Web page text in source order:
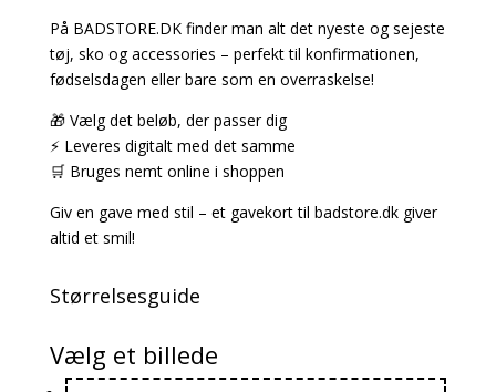
På BADSTORE.DK finder man alt det nyeste og sejeste
tøj, sko og accessories – perfekt til konfirmationen,
fødselsdagen eller bare som en overraskelse!
🎁 Vælg det beløb, der passer dig
⚡ Leveres digitalt med det samme
🛒 Bruges nemt online i shoppen
Giv en gave med stil – et gavekort til badstore.dk giver
altid et smil!
Størrelsesguide
Vælg et billede